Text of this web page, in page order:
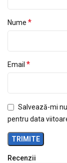
Recenzii
Nume *
Email *
Salvează-mi
pentru data